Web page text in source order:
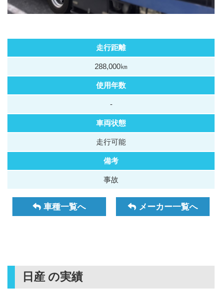
走行距離
288,000㎞
使用年数
-
車両状態
走行可能
備考
事故
車種一覧へ メーカー一覧へ
日産 の実績